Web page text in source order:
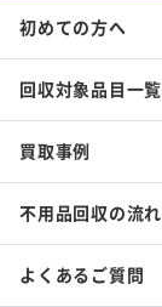
初めての方へ
回収対象品目一覧
買取事例
不用品回収の流れ
よくあるご質問